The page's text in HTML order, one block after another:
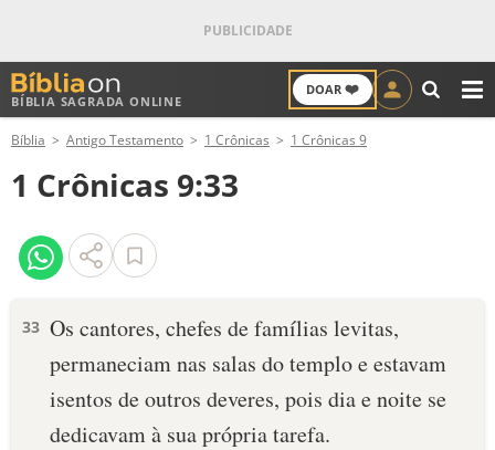
BÍBLIA SAGRADA ONLINE
DOAR ❤️
ANTIGO TESTAMENTO
NOVO TESTAMENTO
VERSÍCULOS
PALAVRA DO DIA
SALMO DO DIA
Bíblia Antigo Testamento 1 Crônicas 1 Crônicas 9
1 Crônicas 9:33
33 Os cantores, chefes de famílias levitas,
permaneciam nas salas do templo e estavam
isentos de outros deveres, pois dia e noite se
dedicavam à sua própria tarefa.